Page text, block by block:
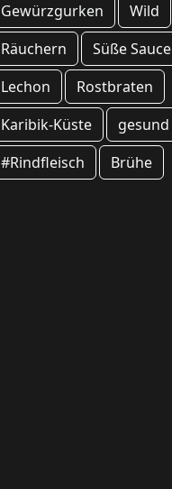
Gewürzgurken
Wild
Räuchern
Süße Sauce
Lechon
Rostbraten
Karibik-Küste
gesund
#Rindfleisch
Brühe